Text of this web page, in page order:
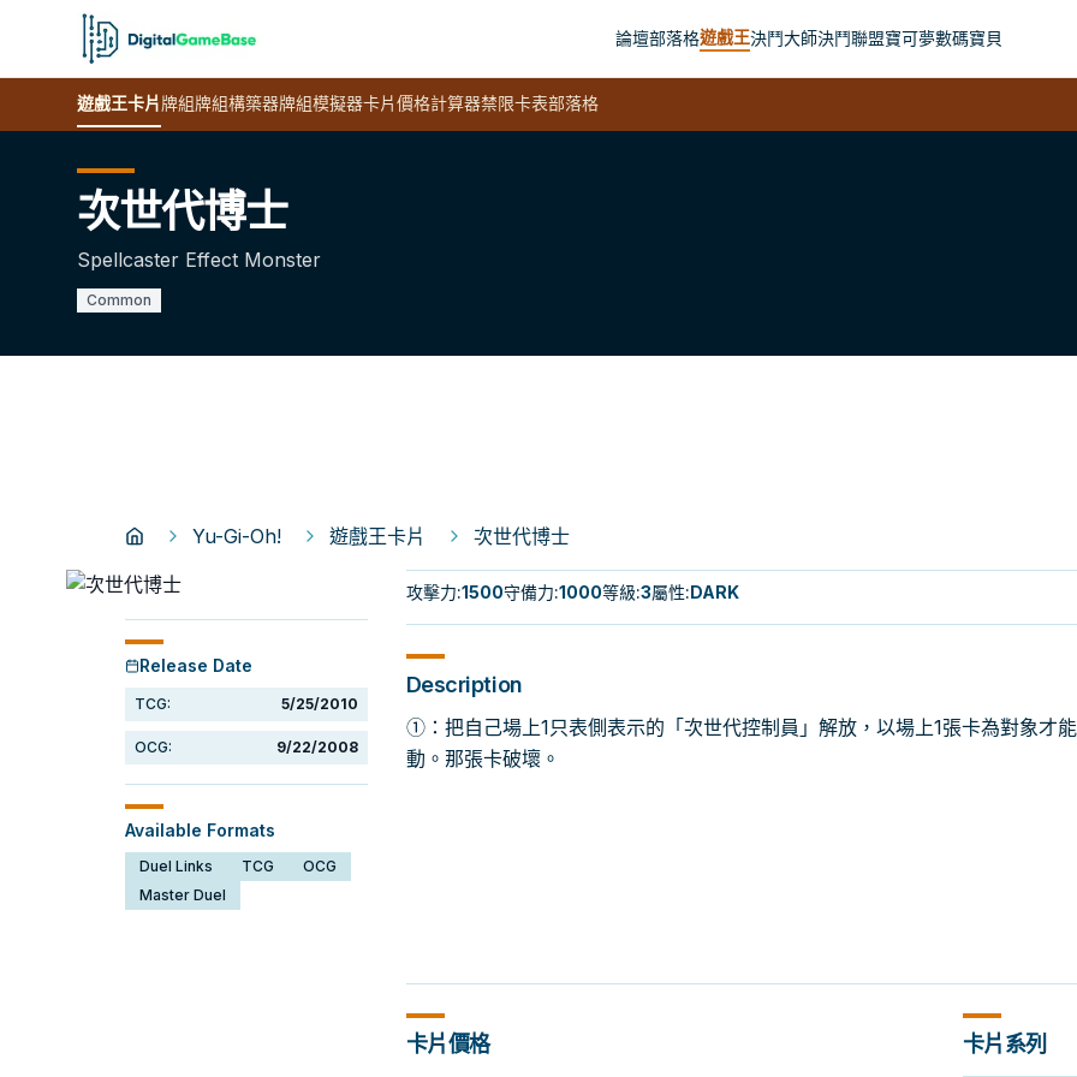
論壇部落格遊戲王決鬥大師決鬥聯盟寶可夢數碼寶貝
遊戲王卡片牌組牌組構築器牌組模擬器卡片價格計算器禁限卡表部落格
次世代博士
Spellcaster Effect Monster
Common
Yu-Gi-Oh! 遊戲王卡片 次世代博士
Release Date
TCG: 5/25/2010
OCG: 9/22/2008
Available Formats
Duel Links TCG
OCG
Master Duel
攻擊力:1500守備力:1000等級:3屬性:DARK
Description
①：把自己場上1只表側表示的「次世代控制員」解放，以場上1張卡為對象才
動。那張卡破壞。
卡片價格 卡片系列